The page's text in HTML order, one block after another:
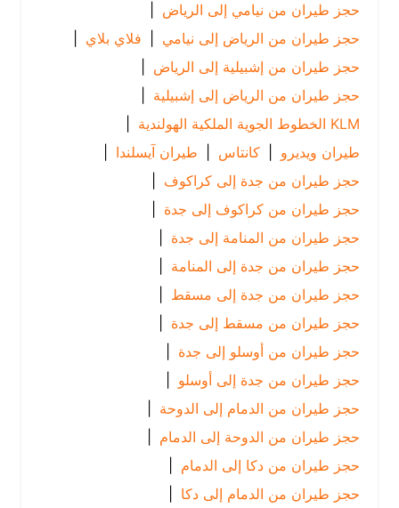
حجز طيران من نيامي إلى الرياض
|
حجز طيران من الرياض إلى نيامي | فلاي بلاي
حجز طيران من إشبيلية إلى الرياض
|
حجز طيران من الرياض إلى إشبيلية |
|
طيران ويديرو
| كانتاس | طيران آيسلندا |
حجز طيران من جدة إلى كراكوف |
حجز طيران من كراكوف إلى جدة
حجز طيران من المنامة إلى جدة
حجز طيران من جدة إلى المنامة |
حجز طيران من جدة إلى مسقط |
حجز طيران من مسقط إلى جدة
حجز طيران من أوسلو إلى جدة
حجز طيران من جدة إلى أوسلو
|
حجز طيران من الدمام إلى الدوحة |
حجز طيران من الدوحة إلى الدمام
|
حجز طيران من دكا إلى الدمام
|
حجز طيران من الدمام إلى دكا |